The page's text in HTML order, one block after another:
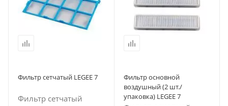
Фильтр сетчатый LEGEE 7
Фильтр сетчатый
Фильтр основной
воздушный (2 шт./
упаковка) LEGEE 7